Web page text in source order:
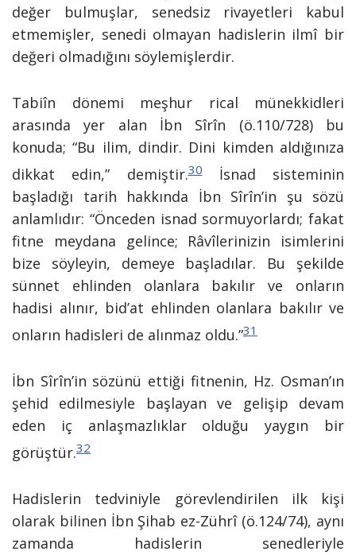
değer bulmuşlar, senedsiz rivayetleri kabul
etmemişler, senedi olmayan hadislerin ilmî bir
değeri olmadığını söylemişlerdir.
Tabiîn dönemi meşhur rical münekkidleri
arasında yer alan İbn Sîrîn (ö.110/728) bu
konuda; “Bu ilim, dindir. Dini kimden aldığınıza
dikkat edin,” demiştir.30İsnad sisteminin
başladığı tarih hakkında İbn Sîrîn’in şu sözü
anlamlıdır: “Önceden isnad sormuyorlardı; fakat
fitne meydana gelince; Râvîlerinizin isimlerini
bize söyleyin, demeye başladılar. Bu şekilde
sünnet ehlinden olanlara bakılır ve onların
hadisi alınır, bid’at ehlinden olanlara bakılır ve
onların hadisleri de alınmaz oldu.”31
İbn Sîrîn’in sözünü ettiği fitnenin, Hz. Osman’ın
şehid edilmesiyle başlayan ve gelişip devam
eden iç anlaşmazlıklar olduğu yaygın bir
görüştür.32
Hadislerin tedviniyle görevlendirilen ilk kişi
olarak bilinen İbn Şihab ez-Zührî (ö.124/74), aynı
zamanda hadislerin senedleriyle